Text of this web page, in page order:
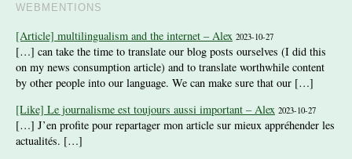
WEBMENTIONS
[Article] multilingualism and the internet – Alex 2023-10-27
[…] can take the time to translate our blog posts ourselves (I did this
on my news consumption article) and to translate worthwhile content
by other people into our language. We can make sure that our […]
[Like] Le journalisme est toujours aussi important – Alex 2023-10-27
[…] J’en profite pour repartager mon article sur mieux appréhender les
actualités. […]